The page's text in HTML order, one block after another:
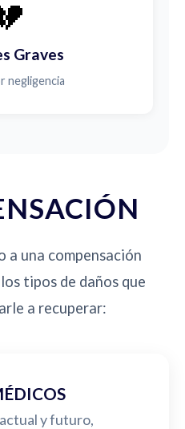
Graves
negligencia
a una compensación
tipos de daños que
a recuperar:
y futuro,